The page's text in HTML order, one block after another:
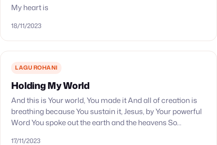
My heart is
18/11/2023
LAGU ROHANI
Holding My World
And this is Your world, You made it And all of creation is
breathing because You sustain it, Jesus, by Your powerful
Word You spoke out the earth and the heavens So…
17/11/2023